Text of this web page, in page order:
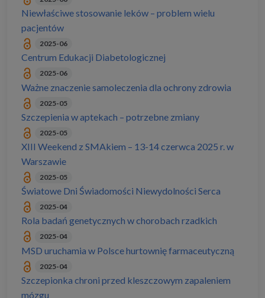
Niewłaściwe stosowanie leków – problem wielu
pacjentów
2025-06
Centrum Edukacji Diabetologicznej
2025-06
Ważne znaczenie samoleczenia dla ochrony zdrowia
2025-05
Szczepienia w aptekach – potrzebne zmiany
2025-05
XIII Weekend z SMAkiem – 13-14 czerwca 2025 r. w
Warszawie
2025-05
Światowe Dni Świadomości Niewydolności Serca
2025-04
Rola badań genetycznych w chorobach rzadkich
2025-04
MSD uruchamia w Polsce hurtownię farmaceutyczną
2025-04
Szczepionka chroni przed kleszczowym zapaleniem
mózgu